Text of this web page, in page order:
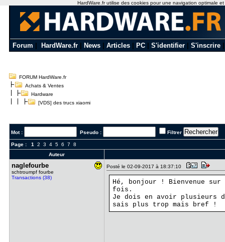
Forum HardWare.fr News Articles PC S'identifier S'inscrire
FORUM HardWare.fr
Achats & Ventes
Hardware
[VDS] des trucs xiaomi
Mot : Pseudo : Filtrer
Page : 1 2 3 4 5 6 7
8
Auteur
naglefourb​e
schtroumpf fourbe
Transactions (38)
Posté le 02-09-2017 à 18:37:10
Hé, bonjour ! Bienvenue
fois.
Je dois en avoir plusieurs
sais plus trop mais bref !
HardWare.fr utilise des cookies pour une navigation optimale